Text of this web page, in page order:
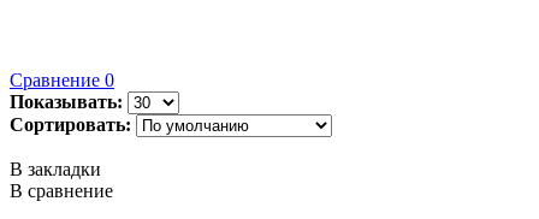
Сравнение 0
Показывать:
Сортировать:
В закладки
В сравнение